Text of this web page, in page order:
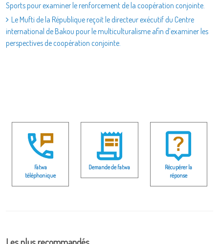
Sports pour examiner le renforcement de la coopération conjointe.
Le Mufti de la République reçoit le directeur exécutif du Centre
international de Bakou pour le multiculturalisme afin d’examiner les
perspectives de coopération conjointe.
Fatwa
téléphonique
Demande de fatwa
Récupérer la
réponse